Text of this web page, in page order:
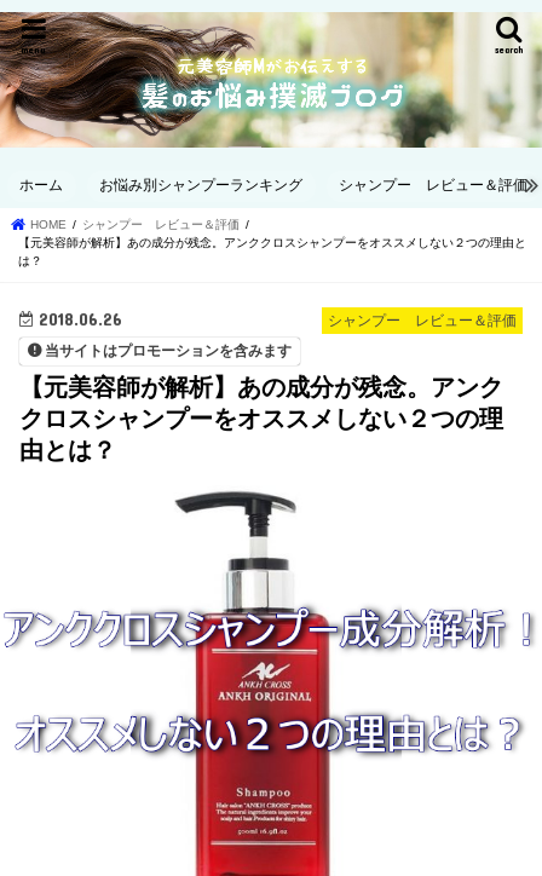
search
menu
ホーム お悩み別シャンプーランキング シャンプー レビュー＆評価
HOME
シャンプー レビュー＆評価
【元美容師が解析】あの成分が残念。アンククロスシャンプーをオススメしない２つの理由と
は？
シャンプー レビュー＆評価
2018.06.26
当サイトはプロモーションを含みます
【元美容師が解析】あの成分が残念。アンク
クロスシャンプーをオススメしない２つの理
由とは？